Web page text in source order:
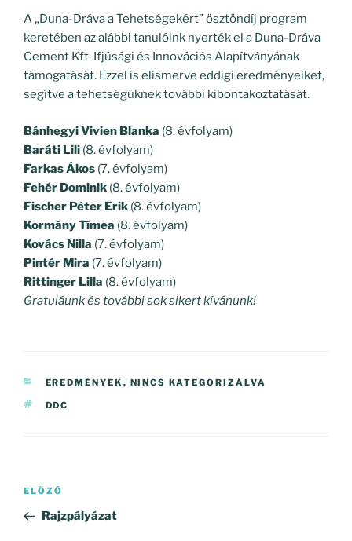
A „Duna-Dráva a Tehetségekért” ösztöndíj program
keretében az alábbi tanulóink nyerték el a Duna-Dráva
Cement Kft. Ifjúsági és Innovációs Alapítványának
támogatását. Ezzel is elismerve eddigi eredményeiket,
segítve a tehetségüknek további kibontakoztatását.
Bánhegyi Vivien Blanka (8. évfolyam)
Baráti Lili (8. évfolyam)
Farkas Ákos (7. évfolyam)
Fehér Dominik (8. évfolyam)
Fischer Péter Erik (8. évfolyam)
Kormány Tímea (8. évfolyam)
Kovács Nilla (7. évfolyam)
Pintér Mira (7. évfolyam)
Rittinger Lilla (8. évfolyam)
Gratuláunk és további sok sikert kívánunk!
KATEGÓRIÁK
EREDMÉNYEK , NINCS KATEGORIZÁLVA
CÍMKÉK
DDC
Bejegyzés
Korábbi
bejegyzés
ELŐZŐ
Rajzpályázat